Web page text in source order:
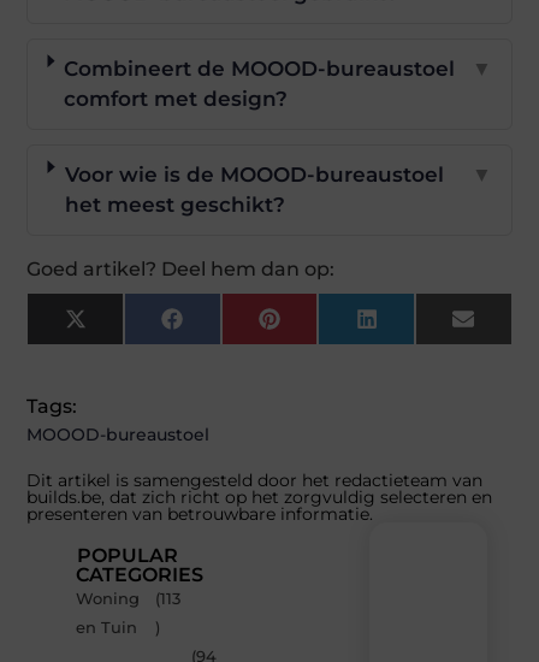
Combineert de MOOOD-bureaustoel
comfort met design?
▼
Voor wie is de MOOOD-bureaustoel
het meest geschikt?
▼
Goed artikel? Deel hem dan op:
X
(Twitter)
FacebookPinterestLinkedInEmail
Tags:
MOOOD-bureaustoel
Dit artikel is samengesteld door het redactieteam van
builds.be, dat zich richt op het zorgvuldig selecteren en
presenteren van betrouwbare informatie.
POPULAR
CATEGORIES
Woning
en Tuin
(113
)
(94